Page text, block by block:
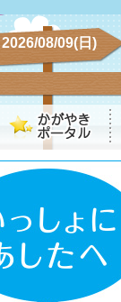
2026/08/09(日)